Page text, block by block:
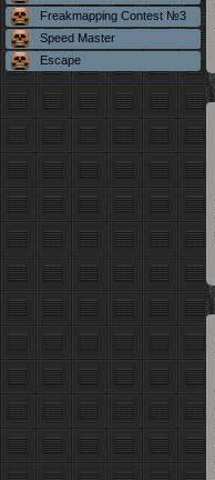
Freakmapping Contest №3
Speed Master
Escape